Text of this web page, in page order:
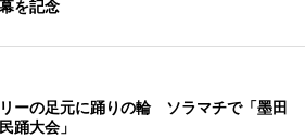
を記念
ーの足元に踊りの輪 ソラマチで「墨田
踊大会」